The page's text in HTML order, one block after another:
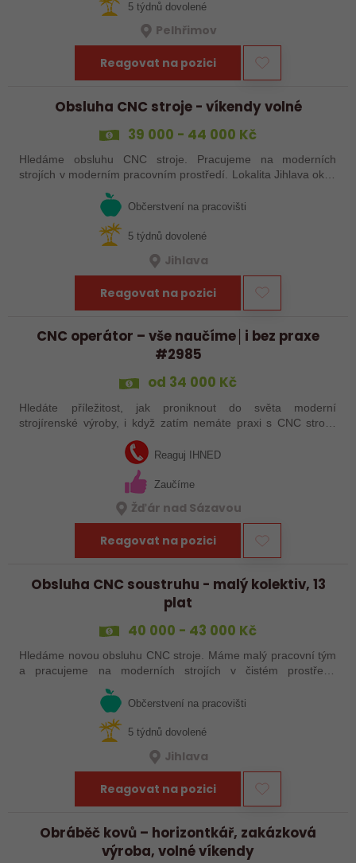
5 týdnů dovolené
Pelhřimov
Reagovat na pozici
Obsluha CNC stroje - víkendy volné
39 000 - 44 000 Kč
Hledáme obsluhu CNC stroje. Pracujeme na moderních
strojích v moderním pracovním prostředí. Lokalita Jihlava okolí
Občerstvení na pracovišti
5 týdnů dovolené
Jihlava
Reagovat na pozici
CNC operátor – vše naučíme│i bez praxe
#2985
od 34 000 Kč
Hledáte příležitost, jak proniknout do světa moderní
strojírenské výroby, i když zatím nemáte praxi s CNC stroji?
Jsme Sanborn stabilní firma s dlouholetou tradicí a moderním
strojním vybavením.…
Reaguj IHNED
Zaučíme
Žďár nad Sázavou
Reagovat na pozici
Obsluha CNC soustruhu - malý kolektiv, 13
plat
40 000 - 43 000 Kč
Hledáme novou obsluhu CNC stroje. Máme malý pracovní tým
a pracujeme na moderních strojích v čistém prostředí.
Pracovistě cca 5 km od Jihlavy = ŘP sk.B .
Občerstvení na pracovišti
5 týdnů dovolené
Jihlava
Reagovat na pozici
Obráběč kovů – horizontkář, zakázková
výroba, volné víkendy